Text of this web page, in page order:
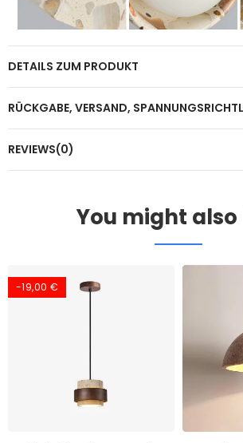
DETAILS ZUM PRODUKT
RÜCKGABE, VERSAND,
REVIEWS(0)
You might
-19,00 €